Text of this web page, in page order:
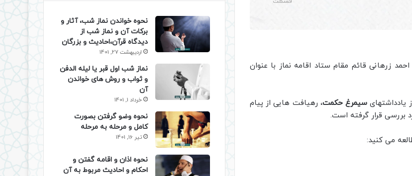
زرهانی قائم مقام ستاد اقامه نماز با عنوان
سیمرغ حکمت، رهیافت هایی از پیام
بررسی قرار گرفته است.
می کنید:
نحوه خواندن نماز شب، آثار و
برکات آن و نماز شب از
دیدگاه قرآن،احادیث و بزرگان
اردیبهشت 27, 1401
نماز شب اول قبر یا لیله الدفن
و ثواب و روش های خواندن
آن
خرداد 1, 1401
نحوه وضو گرفتن بصورت
کامل و مرحله به مرحله
تیر 16, 1401
نحوه اذان و اقامه گفتن و
احکام و احادیث مربوط به آن